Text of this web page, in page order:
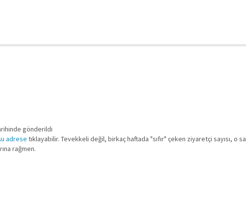
gönderildi
adrese tıklayabilir. Tevekkeli değil, birkaç haftada "sıfır" çeken ziyaretçi sayısı,
rağmen.